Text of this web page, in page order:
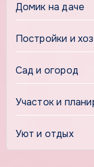
Домик на даче
Постройки и
Сад и огород
Участок и
Уют и отдых